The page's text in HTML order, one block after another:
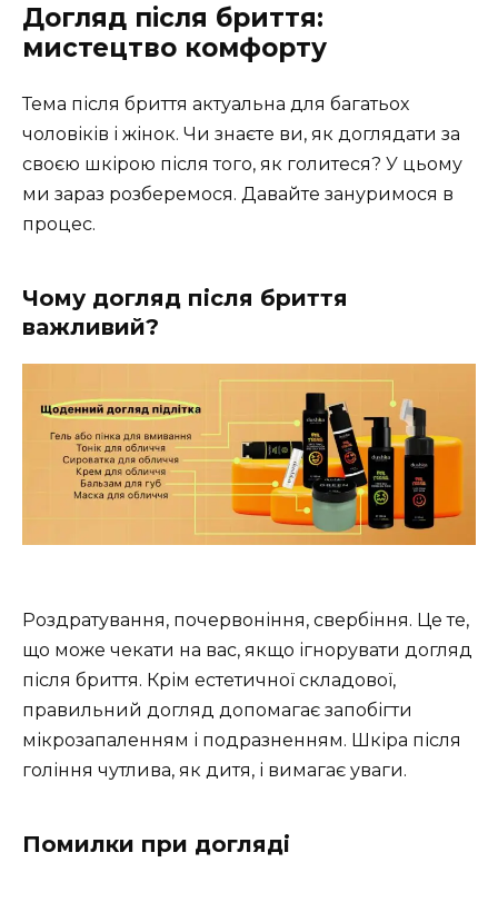
Догляд після бриття:
мистецтво комфорту
Тема після бриття актуальна для багатьох
чоловіків і жінок. Чи знаєте ви, як доглядати за
своєю шкірою після того, як голитеся? У цьому
ми зараз розберемося. Давайте зануримося в
процес.
Чому догляд після бриття
важливий?
Роздратування, почервоніння, свербіння. Це те,
що може чекати на вас, якщо ігнорувати догляд
після бриття. Крім естетичної складової,
правильний догляд допомагає запобігти
мікрозапаленням і подразненням. Шкіра після
гоління чутлива, як дитя, і вимагає уваги.
Помилки при догляді